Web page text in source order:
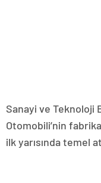
Sanayi ve Teknoloji
Otomobili’nin
ilk yarısında temel